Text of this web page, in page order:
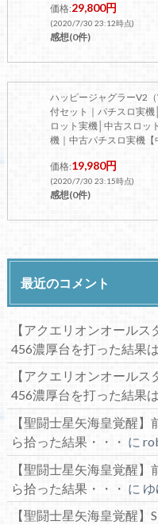
価格:29,800円
(2020/7/30 23:12時点)
感想(0件)
ハッピージャグラーV2
付セット｜パチスロ実
ロット実機│中古スロッ
機｜中古パチスロ実機【
価格:19,980円
(2020/7/30 23:15時点)
感想(0件)
最近のコメント
【アクエリオンオール
456濃厚台を打った結果
【アクエリオンオール
456濃厚台を打った結果
【聖闘士星矢海皇覚醒
ら拾った結果・・・ に
【聖闘士星矢海皇覚醒
ら拾った結果・・・ に
【聖闘士星矢海皇覚醒